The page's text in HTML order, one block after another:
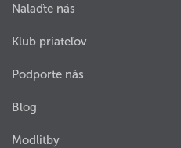
Nalaďte nás
Klub priateľov
Podporte nás
Blog
Modlitby